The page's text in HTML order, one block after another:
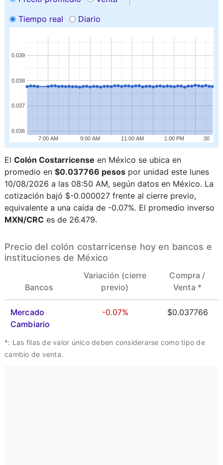
Tiempo real Diario
7:00 AM 9:00 AM 11:00 AM 1:00 PM :30
0.036
0.037
0.038
0.039
El Colón Costarricense en México se ubica en
promedio en $0.037766 pesos por unidad este lunes
10/08/2026 a las 08:50 AM, según datos en México. La
cotización bajó $-0.000027 frente al cierre previo,
equivalente a una caída de -0.07%. El promedio inverso
MXN/CRC es de 26.479.
Precio del colón costarricense hoy en bancos e
instituciones de México
Bancos
Variación (cierre
previo)
Compra /
Venta *
Mercado
Cambiario
-0.07% $0.037766
*: Las filas de valor único deben considerarse como tipo de
cambio de venta.